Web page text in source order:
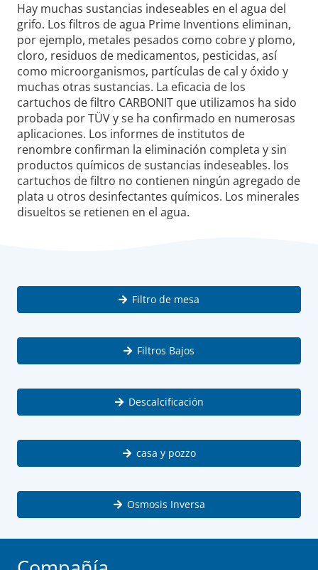
Hay muchas sustancias indeseables en el agua del
grifo. Los filtros de agua Prime Inventions eliminan,
por ejemplo, metales pesados ​​como cobre y plomo,
cloro, residuos de medicamentos, pesticidas, así
como microorganismos, partículas de cal y óxido y
muchas otras sustancias. La eficacia de los
cartuchos de filtro CARBONIT que utilizamos ha sido
probada por TÜV y se ha confirmado en numerosas
aplicaciones. Los informes de institutos de
renombre confirman la eliminación completa y sin
productos químicos de sustancias indeseables. los
cartuchos de filtro no contienen ningún agregado de
plata u otros desinfectantes químicos. Los minerales
disueltos se retienen en el agua.
Filtro de mesa
Filtros Bajos
Descalcificación
casa y pozzo
Osmosis Inversa